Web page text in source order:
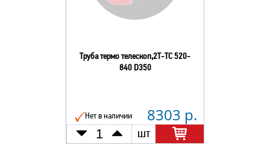
Труба термо телескоп,2Т-ТС 520-
840 D350
Нет в наличии 8303 р.
шт